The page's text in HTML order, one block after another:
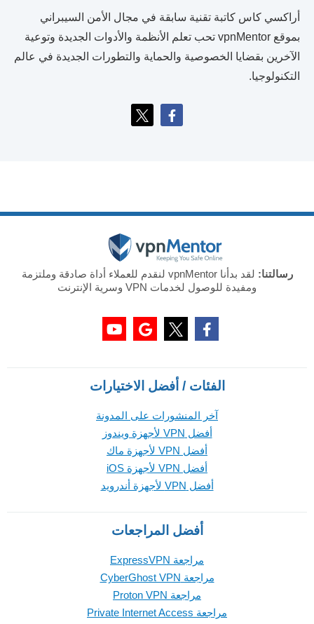
أراكسي كاس كاتبة تقنية سابقة في مجال الأمن السيبراني
بموقع vpnMentor تحب تعلم الأنظمة والأدوات الجديدة وتوعية
الآخرين بقضايا الخصوصية والحماية والتطورات الجديدة في عالم
التكنولوجيا.
رسالتنا:
لقد بدأنا vpnMentor لنقدم للعملاء أداة صادقة وملتزمة
ومفيدة للوصول لخدمات VPN وسرية الإنترنت
الفئات / أفضل الاختيارات
آخر المنشورات على المدونة
أفضل VPN لأجهزة ويندوز
أفضل VPN لأجهزة ماك
أفضل VPN لأجهزة iOS
أفضل VPN لأجهزة أندرويد
أفضل المراجعات
مراجعة ExpressVPN
مراجعة CyberGhost VPN
مراجعة Proton VPN
مراجعة Private Internet Access